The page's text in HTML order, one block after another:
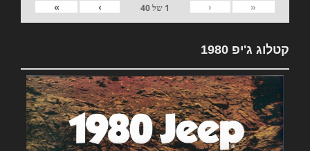
«
‹
1 של40
›
»
קטלוג ג'יפ 1980